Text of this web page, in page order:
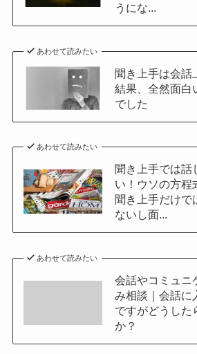
うにな...
あわせて読みたい
聞き上手は会話
結果、全然面白
でした
あわせて読みたい
聞き上手では話
い！ウソの方程
聞き上手だけで
ないし面...
あわせて読みたい
会話やコミュニ
み相談｜会話に
ですがどうした
か？